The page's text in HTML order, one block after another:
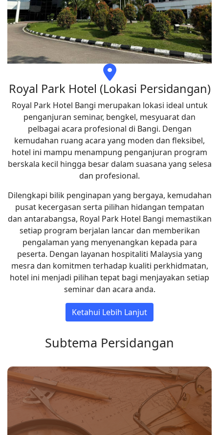
Royal Park Hotel (Lokasi Persidangan)
Royal Park Hotel Bangi merupakan lokasi ideal untuk
penganjuran seminar, bengkel, mesyuarat dan
pelbagai acara profesional di Bangi. Dengan
kemudahan ruang acara yang moden dan fleksibel,
hotel ini mampu menampung penganjuran program
berskala kecil hingga besar dalam suasana yang selesa
dan profesional.
Dilengkapi bilik penginapan yang bergaya, kemudahan
pusat kecergasan serta pilihan hidangan tempatan
dan antarabangsa, Royal Park Hotel Bangi memastikan
setiap program berjalan lancar dan memberikan
pengalaman yang menyenangkan kepada para
peserta. Dengan layanan hospitaliti Malaysia yang
mesra dan komitmen terhadap kualiti perkhidmatan,
hotel ini menjadi pilihan tepat bagi menjayakan setiap
seminar dan acara anda.
Ketahui Lebih Lanjut
Subtema Persidangan